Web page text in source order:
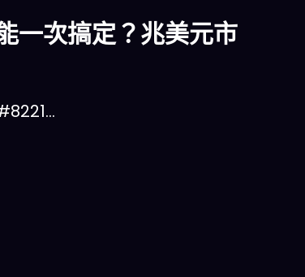
一次搞定？兆美元市